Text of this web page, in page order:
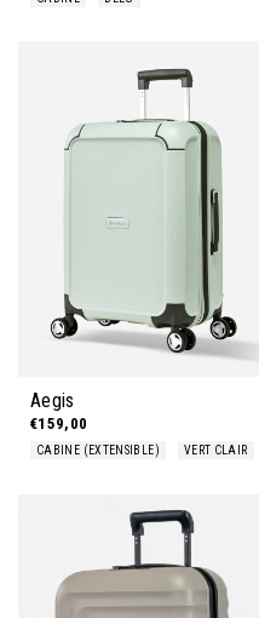
Aegis
€159,00
CABINE (EXTENSIBLE) VERT CLAIR